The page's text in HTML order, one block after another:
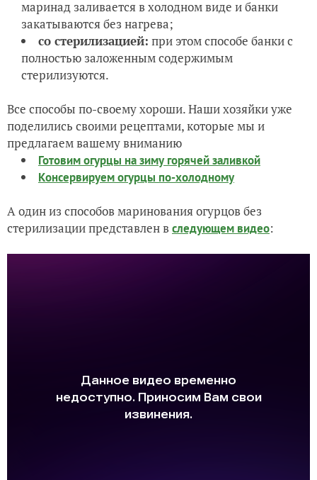
маринад заливается в холодном виде и банки
закатываются без нагрева;
со стерилизацией: при этом способе банки с
полностью заложенным содержимым
стерилизуются.
Все способы по-своему хороши. Наши хозяйки уже
поделились своими рецептами, которые мы и
предлагаем вашему вниманию
Готовим огурцы на зиму горячей заливкой
Консервируем огурцы по-холодному
А один из способов маринования огурцов без
стерилизации представлен вследующем видео: